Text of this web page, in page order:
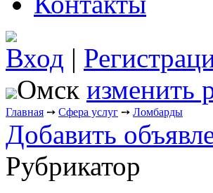
Вход |
Омск изменить
Главная ➙ Сфера услуг ➙ Ломбарды
Добавить
Рубрикатор